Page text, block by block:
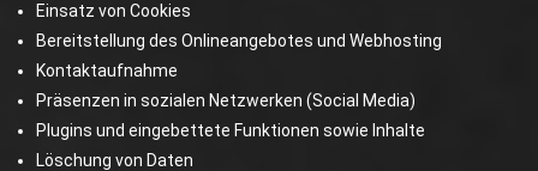
Einsatz von Cookies
Bereitstellung des Onlineangebotes und Webhosting
Kontaktaufnahme
Präsenzen in sozialen Netzwerken (Social Media)
Plugins und eingebettete Funktionen sowie Inhalte
Löschung von Daten